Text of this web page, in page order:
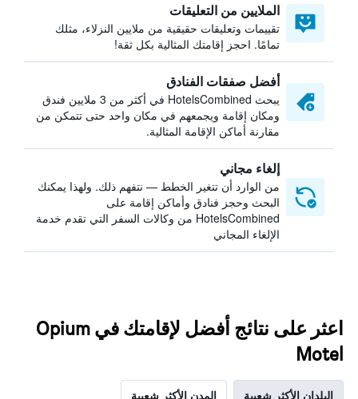
الملايين من التعليقات
تقييمات وتعليقات حقيقية من ملايين النزلاء، مثلك
تمامًا. احجز إقامتك المثالية بكل ثقة!
أفضل صفقات الفنادق
يبحث HotelsCombined في أكثر من 3 ملايين فندق
ومكان إقامة ويجمعهم في مكان واحد حتى تتمكن من
مقارنة أماكن الإقامة المثالية.
إلغاء مجاني
من الوارد أن تتغير الخطط — نتفهم ذلك. ولهذا يمكنك
البحث وحجز فنادق وأماكن إقامة على
HotelsCombined من وكالات السفر التي تقدم خدمة
الإلغاء المجاني
اعثر على نتائج أفضل لإقامتك في Opium
Motel
البلدان الأكثر شعبية المدن الأكثر شعبية